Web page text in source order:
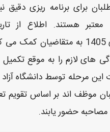
برای برنامه‌ ریزی دقیق
معتبر هستند. اطلاع از
به متقاضیان کمک می‌
های لازم را به‌ موقع تکمیل
این مرحله توسط دانشگاه آزاد
موظف‌ اند بر اساس تقویم
مصاحبه حضور یابند.